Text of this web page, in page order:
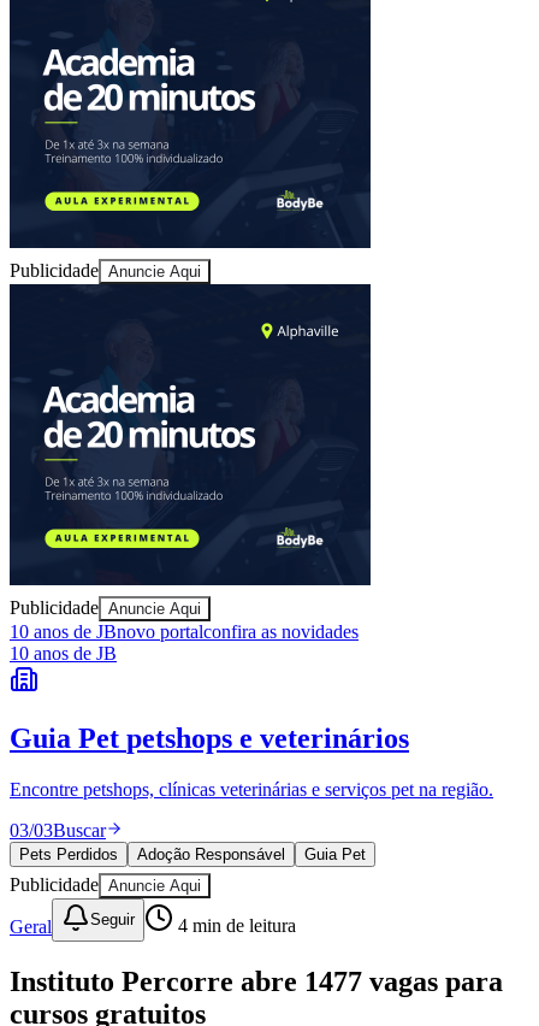
Sport
Publicidade Anuncie Aqui
Publicidade Anuncie Aqui